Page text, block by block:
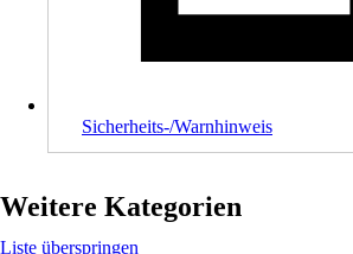
Sicherheits-/Warnhinweis
Weitere Kategorien
Liste überspringen